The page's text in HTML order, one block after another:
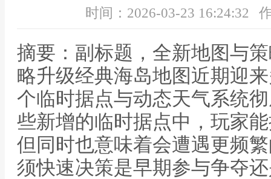
时间：2026-03-23 16:24:32
摘要：副标题，全新地图与
略升级经典海岛地图近期迎
个临时据点与动态天气系统
些新增的临时据点中，玩家
但同时也意味着会遭遇更频
须快速决策是早期参与争夺